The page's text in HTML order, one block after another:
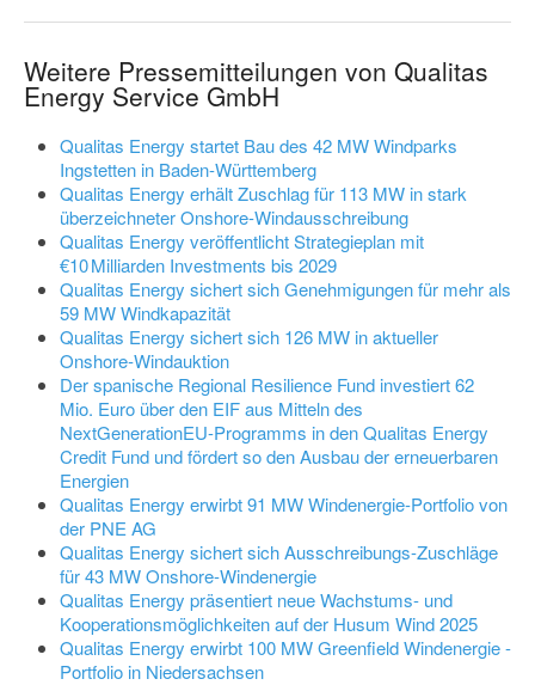
Weitere Pressemitteilungen von Qualitas
Energy Service GmbH
Qualitas Energy startet Bau des 42 MW Windparks
Ingstetten in Baden-Württemberg
Qualitas Energy erhält Zuschlag für 113 MW in stark
überzeichneter Onshore-Windausschreibung
Qualitas Energy veröffentlicht Strategieplan mit
€10 Milliarden Investments bis 2029
Qualitas Energy sichert sich Genehmigungen für mehr als
59 MW Windkapazität
Qualitas Energy sichert sich 126 MW in aktueller
Onshore‑Windauktion
Der spanische Regional Resilience Fund investiert 62
Mio. Euro über den EIF aus Mitteln des
NextGenerationEU-Programms in den Qualitas Energy
Credit Fund und fördert so den Ausbau der erneuerbaren
Energien
Qualitas Energy erwirbt 91 MW Windenergie-Portfolio von
der PNE AG
Qualitas Energy sichert sich Ausschreibungs-Zuschläge
für 43 MW Onshore-Windenergie
Qualitas Energy präsentiert neue Wachstums- und
Kooperationsmöglichkeiten auf der Husum Wind 2025
Qualitas Energy erwirbt 100 MW Greenfield Windenergie -
Portfolio in Niedersachsen